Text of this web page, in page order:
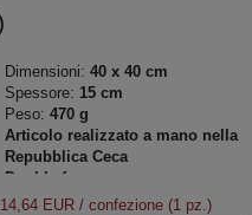
Dimensioni: 40 x 40 cm
Spessore: 15 cm
Peso: 470 g
Articolo realizzato a mano nella
Repubblica Ceca
Double-face
14,64 EUR/ confezione (1 pz.)